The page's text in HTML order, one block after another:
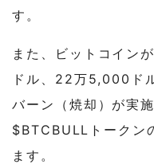
す。
また、ビットコイン
ドル、22万5,000ド
バーン（焼却）が実
$BTCBULLトークン
ます。